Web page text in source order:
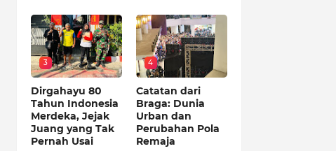
3
Dirgahayu 80
Tahun Indonesia
Merdeka, Jejak
Juang yang Tak
Pernah Usai
4
Catatan dari
Braga: Dunia
Urban dan
Perubahan Pola
Remaja